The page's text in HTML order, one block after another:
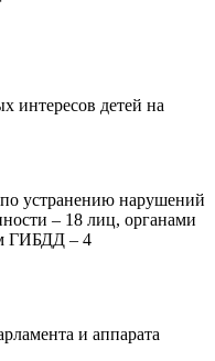
интересов детей на
устранению нарушений
– 18 лиц, органами
ГИБДД – 4
и аппарата